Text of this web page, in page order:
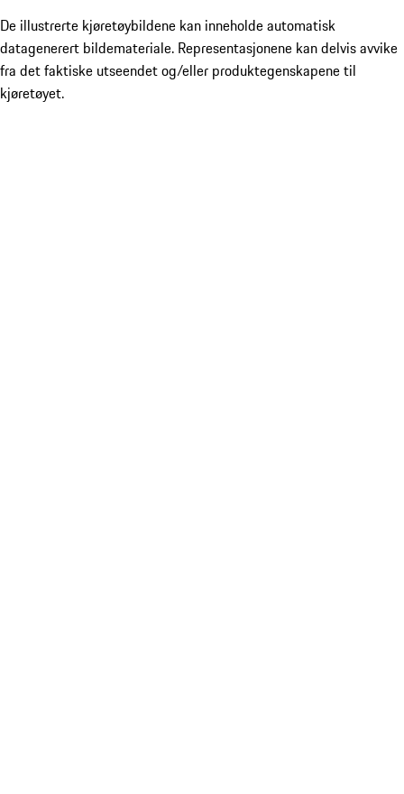
De illustrerte kjøretøybildene kan inneholde automatisk
datagenerert bildemateriale. Representasjonene kan delvis avvike
fra det faktiske utseendet og/eller produktegenskapene til
kjøretøyet.